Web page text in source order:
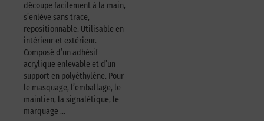
découpe facilement à la main,
s’enlève sans trace,
repositionnable. Utilisable en
intérieur et extérieur.
Composé d’un adhésif
acrylique enlevable et d’un
support en polyéthylène. Pour
le masquage, l’emballage, le
maintien, la signalétique, le
marquage …